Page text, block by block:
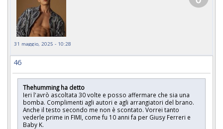
31 maggio, 2025 - 10:28
46
Thehumming ha detto
Ieri l'avrò ascoltata 30 volte e posso affermare che sia una
bomba. Complimenti agli autori e agli arrangiatori del brano.
Anche il testo secondo me non è scontato. Vorrei tanto
vederle prime in FIMI, come fu 10 anni fa per Giusy Ferreri e
Baby K.